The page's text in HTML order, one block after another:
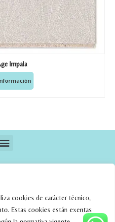
cookies de carácter técnico,
Estas cookies están exentas
Impala
Designed By W Media